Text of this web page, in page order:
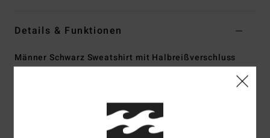
Details & Funktionen
Männer Schwarz Sweatshirt mit Halbreißverschluss
Otis Carey-Kollektion